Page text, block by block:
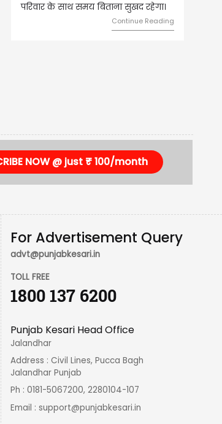
परिवार के साथ समय बिताना सुखद रहेगा।
Continue Reading
NOW @ just ₹ 100/month
For Advertisement Query
advt@punjabkesari.in
TOLL FREE
1800 137 6200
Punjab Kesari Head Office
Jalandhar
Address : Civil Lines, Pucca Bagh
Jalandhar Punjab
Ph : 0181-5067200, 2280104-107
Email :support@punjabkesari.in